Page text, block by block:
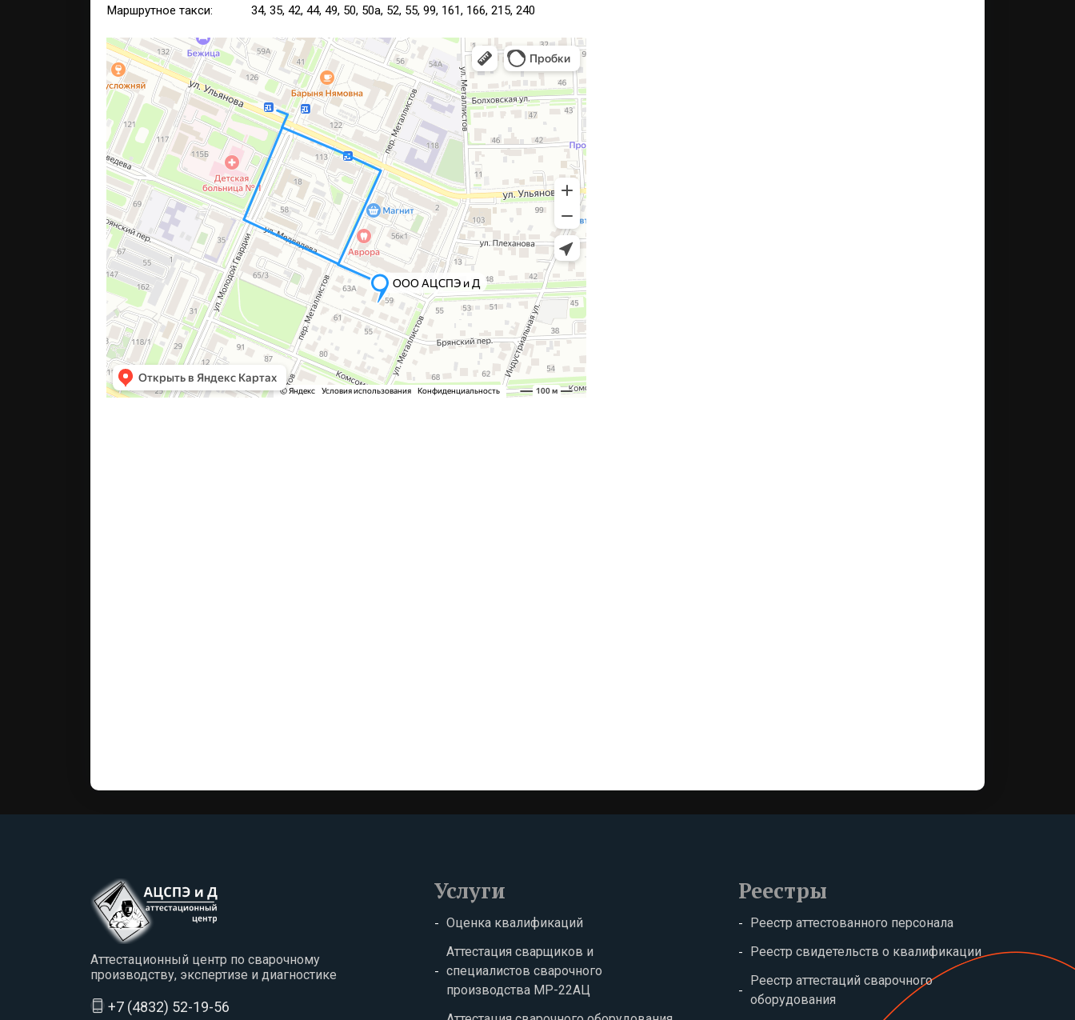
Маршрутное такси:
34, 35, 42, 44, 49, 50, 50а, 52, 55, 99, 161, 166, 215, 240
Аттестационный центр по сварочному
производству, экспертизе и диагностике
+7 (4832) 52-19-56
Услуги
Оценка квалификаций
Аттестация сварщиков и
специалистов сварочного
производства МР-22АЦ
Реестры
Реестр аттестованного персонала
Реестр свидетельств о квалификации
Реестр аттестаций сварочного
оборудования